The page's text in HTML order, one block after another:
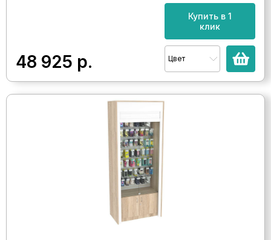
48 925 р.
Купить в 1
клик
Цвет